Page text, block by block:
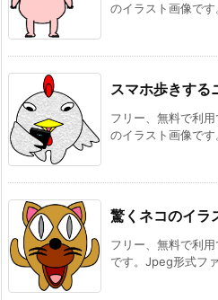
のイラスト画像で
スマホ歩きする
フリー、無料で利
のイラスト画像で
驚くネコのイラ
フリー、無料で利
です。Jpeg形式フ